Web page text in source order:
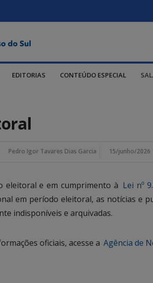
EDITORIAS CONTEÚDO ESPECIAL
Pedro Igor Tavares Dias Garcia 15/junho/2026
eleitoral e em cumprimento à Lei nº
em período eleitoral, as notícias e
indisponíveis e arquivadas.
oficiais, acesse a Agência de